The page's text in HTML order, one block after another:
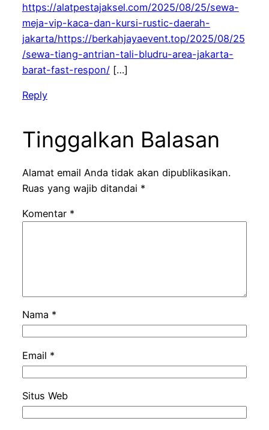
https://alatpestajaksel.com/2025/08/25/sewa-
meja-vip-kaca-dan-kursi-rustic-daerah-
jakarta/https://berkahjayaevent.top/2025/08/25
/sewa-tiang-antrian-tali-bludru-area-jakarta-
barat-fast-respon/[…]
Reply
Tinggalkan Balasan
Alamat email Anda tidak akan dipublikasikan.
Ruas yang wajib ditandai *
Komentar *
Nama *
Email *
Situs Web